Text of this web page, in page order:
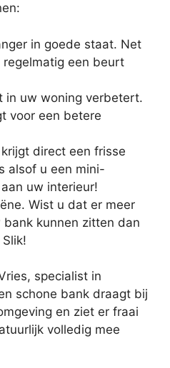
in goede staat. Net
een beurt
in uw woning verbetert.
voor een betere
direct een frisse
alsof u een mini-
uw interieur!
Wist u dat er meer
kunnen zitten dan
specialist in
schone bank draagt bij
en ziet er fraai
volledig mee